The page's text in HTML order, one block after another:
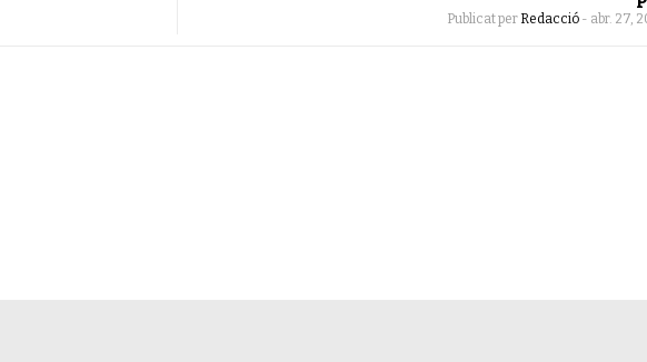
Publicat per Redacció - abr. 27,